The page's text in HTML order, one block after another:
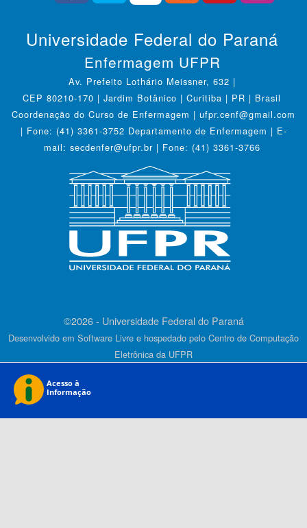
Universidade Federal do Paraná
Enfermagem UFPR
Av. Prefeito Lothário Meissner, 632 |
CEP 80210-170 | Jardim Botânico | Curitiba | PR | Brasil
Coordenação do Curso de Enfermagem | ufpr.cenf@gmail.com
| Fone: (41) 3361-3752 Departamento de Enfermagem | E-
mail: secdenfer@ufpr.br | Fone: (41) 3361-3766
©2026 - Universidade Federal do Paraná
Desenvolvido em Software Livre e hospedado pelo Centro de Computação
Eletrônica da UFPR